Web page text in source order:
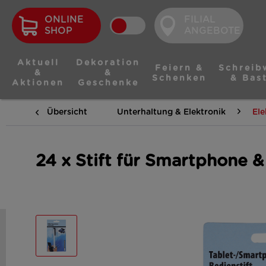
ONLINE
SHOP
Aktuell
&
Aktionen
Dekoration
&
Geschenke
Feiern &
Schenken
&
Übersicht Unterhaltung & Elektronik
24 x Stift für Smartphone